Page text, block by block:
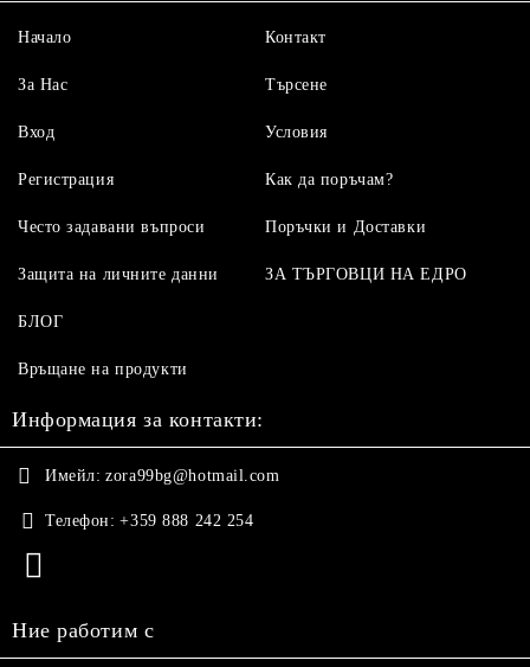
Начало
За Нас
Вход
Регистрация
Контакт
Търсене
Условия
Как да поръчам?
Често задавани въпроси
Защита на личните данни
БЛОГ
Връщане на продукти
Поръчки и Доставки
ЗА ТЪРГОВЦИ НА ЕДРО
Информация за контакти:
Имейл: zora99bg@hotmail.com
Телефон: +359 888 242 254
Ние работим с